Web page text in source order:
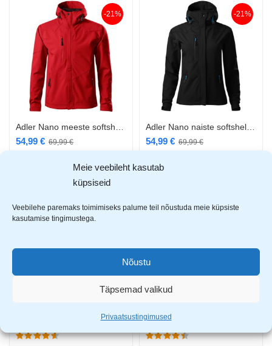
Meie veebileht kasutab
küpsiseid
Veebilehe paremaks toimimiseks palume teil nõustuda meie küpsiste
kasutamise tingimustega.
Nõustu
Täpsemad valikud
Privaatsustingimused
-21%
69,99€
54,99 €
-21%
69,99€
54,99 €
54,99€